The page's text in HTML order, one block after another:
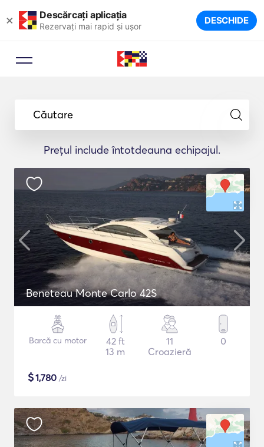
× Descărcați aplicația
Rezervați mai rapid și ușor DESCHIDE
Căutare
Prețul include întotdeauna echipajul.
Beneteau Monte Carlo 42S
Barcă cu motor
42 ft
13 m
11
Croazieră
0
$1,780 /zi